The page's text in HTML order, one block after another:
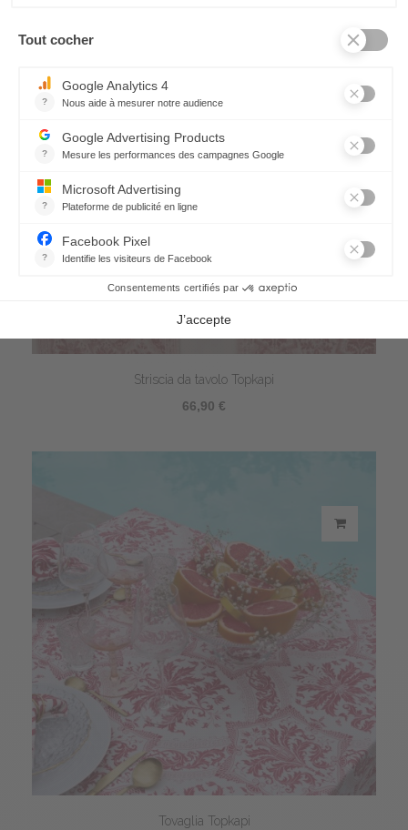
Striscia da tavolo Topkapi
66,90 €
Tovaglia Topkapi